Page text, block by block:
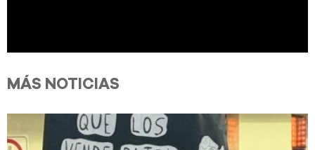
MÁS NOTICIAS